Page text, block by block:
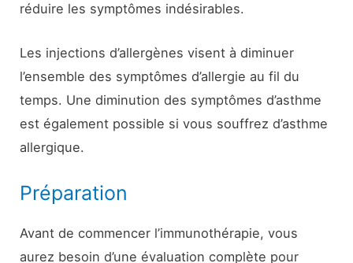
réduire les symptômes indésirables.
Les injections d’allergènes visent à diminuer
l’ensemble des symptômes d’allergie au fil du
temps. Une diminution des symptômes d’asthme
est également possible si vous souffrez d’asthme
allergique.
Préparation
Avant de commencer l’immunothérapie, vous
aurez besoin d’une évaluation complète pour